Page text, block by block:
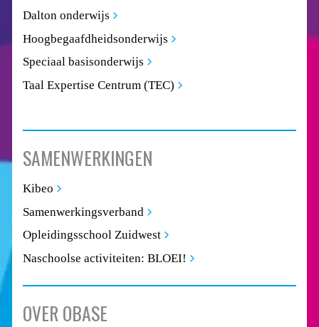
Dalton onderwijs
Hoogbegaafdheidsonderwijs
Speciaal basisonderwijs
Taal Expertise Centrum (TEC)
SAMENWERKINGEN
Kibeo
Samenwerkingsverband
Opleidingsschool Zuidwest
Naschoolse activiteiten: BLOEI!
OVER OBASE